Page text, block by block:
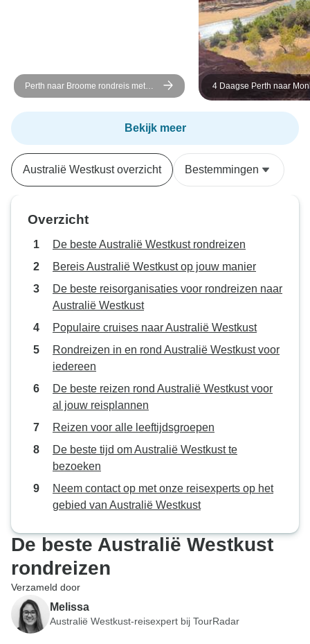
Perth naar Broome rondreis met
Kalbarri, Ningaloo Reef, Exmouth
&amp; Karijini
4 Daagse Perth naar
Coastal Loop Comfort-
(Overnachting) Tour
Bekijk meer
Australië Westkust overzicht Bestemmingen
Overzicht
De beste Australië Westkust rondreizen
Bereis Australië Westkust op jouw manier
De beste reisorganisaties voor rondreizen naar
Australië Westkust
Populaire cruises naar Australië Westkust
Rondreizen in en rond Australië Westkust voor
iedereen
De beste reizen rond Australië Westkust voor
al jouw reisplannen
Reizen voor alle leeftijdsgroepen
De beste tijd om Australië Westkust te
bezoeken
Neem contact op met onze reisexperts op het
gebied van Australië Westkust
De beste Australië Westkust
rondreizen
Verzameld door
Melissa
Australië Westkust-reisexpert bij TourRadar